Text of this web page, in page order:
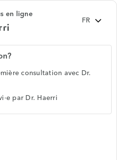
en ligne
consultation avec Dr.
par Dr. Haerri